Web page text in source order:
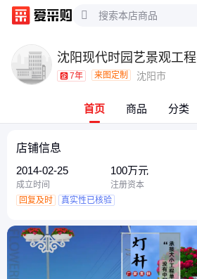
沈阳现代时园艺景观工
7年 来图定制 沈阳市
首页 商品 分类
店铺信息
2014-02-25
成立时间
100万元
注册资本
回复及时
真实性已核验